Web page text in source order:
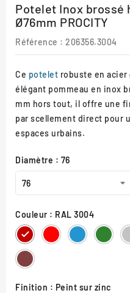
Potelet Inox brossé
Ø76mm PROCITY
Référence : 206356.3004
Ce potelet robuste en acier
élégant pommeau en inox
mm hors tout, il offre une
par scellement direct pour
espaces urbains.
Diamètre : 76
Couleur : RAL 3004
RAL
3004
RAL
3020
RAL
5010
RAL
6005
Aspect
Corten
Finition : Peint sur zinc